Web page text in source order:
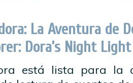
La Aventura de
Dora’s Night
está lista para la